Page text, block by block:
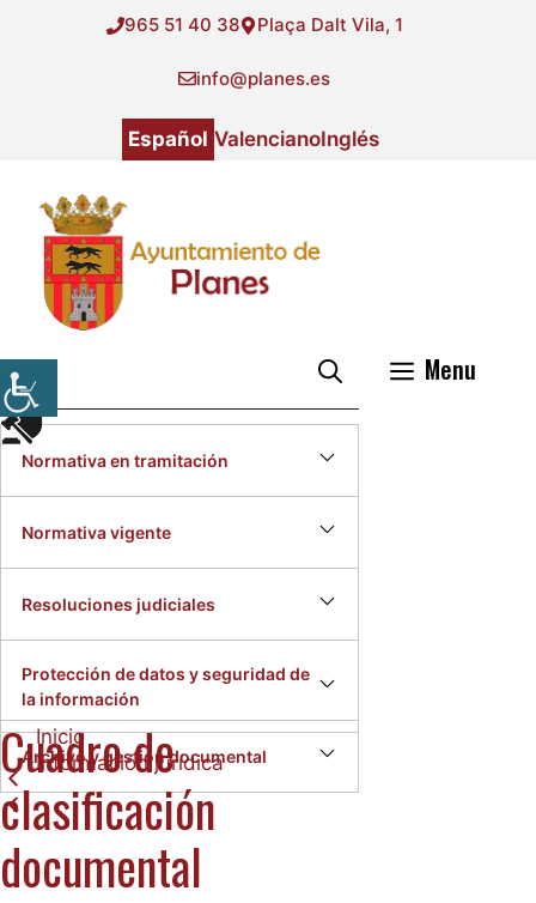
965 51 40 38 Plaça Dalt Vila, 1
info@planes.es
Español ValencianoInglés
Menu
Normativa en tramitación
Normativa vigente
Resoluciones judiciales
Protección de datos y seguridad de
la información
Archivo y gestión documental
Inicio
Información jurídica
Cuadro de
clasificación
documental